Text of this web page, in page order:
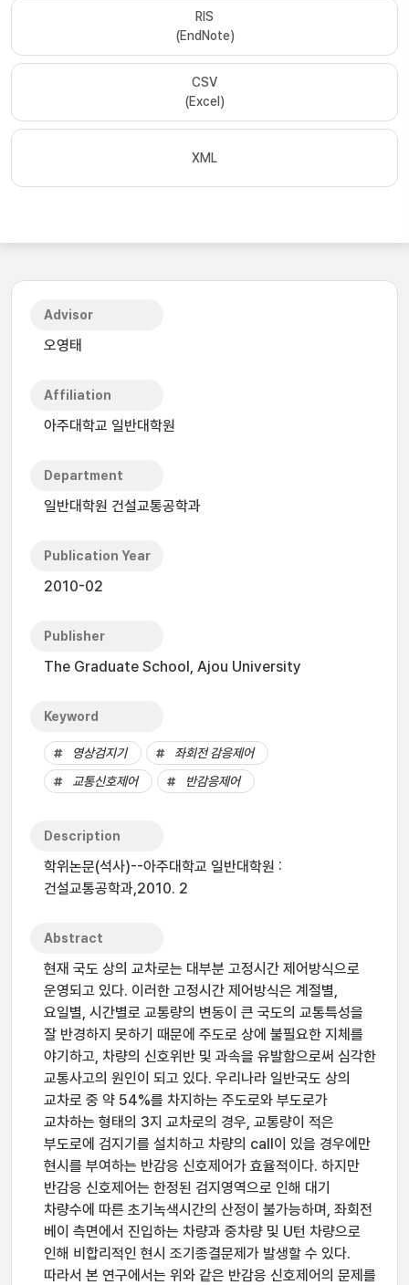
RIS
(EndNote)
CSV
(Excel)
XML
Advisor
오영태
Affiliation
아주대학교 일반대학원
Department
일반대학원 건설교통공학과
Publication Year
2010-02
Publisher
The Graduate School, Ajou University
Keyword
영상검지기
좌회전 감응제어
교통신호제어
반감응제어
Description
학위논문(석사)--아주대학교 일반대학원 :
건설교통공학과,2010. 2
Abstract
현재 국도 상의 교차로는 대부분 고정시간 제어방식으로
운영되고 있다. 이러한 고정시간 제어방식은 계절별,
요일별, 시간별로 교통량의 변동이 큰 국도의 교통특성을
잘 반경하지 못하기 때문에 주도로 상에 불필요한 지체를
야기하고, 차량의 신호위반 및 과속을 유발함으로써 심각한
교통사고의 원인이 되고 있다. 우리나라 일반국도 상의
교차로 중 약 54%를 차지하는 주도로와 부도로가
교차하는 형태의 3지 교차로의 경우, 교통량이 적은
부도로에 검지기를 설치하고 차량의 call이 있을 경우에만
현시를 부여하는 반감응 신호제어가 효율적이다. 하지만
반감응 신호제어는 한정된 검지영역으로 인해 대기
차량수에 따른 초기녹색시간의 산정이 불가능하며, 좌회전
베이 측면에서 진입하는 차량과 중차량 및 U턴 차량으로
인해 비합리적인 현시 조기종결문제가 발생할 수 있다.
따라서 본 연구에서는 위와 같은 반감응 신호제어의 문제를